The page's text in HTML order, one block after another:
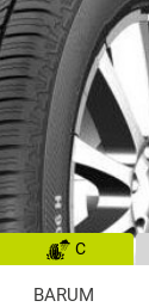
C
BARUM